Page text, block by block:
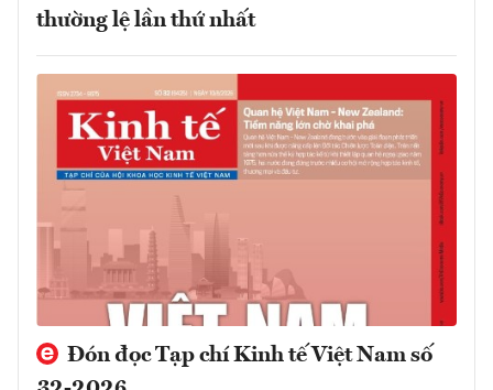
thường lệ lần thứ nhất
Đón đọc Tạp chí Kinh tế Việt Nam số